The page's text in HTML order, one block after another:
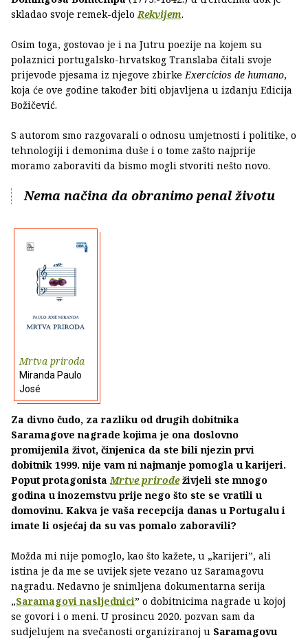
skladao svoje remek-djelo Rekvijem.
Osim toga, gostovao je i na Jutru poezije na kojem su
polaznici portugalsko-hrvatskog Translaba čitali svoje
prijevode pjesama iz njegove zbirke Exercícios de humano,
koja će ove godine također biti objavljena u izdanju Edicija
Božičević.
S autorom smo razgovarali o odnosu umjetnosti i politike, o
tehnologiji i demonima duše i o tome zašto najprije
moramo zaboraviti da bismo mogli stvoriti nešto novo.
Nema načina da obranimo penal životu
Mrtva priroda
Miranda Paulo
José
Za divno čudo, za razliku od drugih dobitnika
Saramagove nagrade kojima je ona doslovno
promijenila život, činjenica da ste bili njezin prvi
dobitnik 1999. nije vam ni najmanje pomogla u karijeri.
Poput protagonista Mrtve prirodeživjeli ste mnogo
godina u inozemstvu prije nego što ste se vratili u
domovinu. Kakva je vaša recepcija danas u Portugalu i
imate li osjećaj da su vas pomalo zaboravili?
Možda mi nije pomoglo, kao što kažete, u „karijeri”, ali
istina je da me se uvijek sjete vezano uz Saramagovu
nagradu. Nedavno je snimljena dokumentarna serija
„Saramagovi nasljednici” o dobitnicima nagrade u kojoj
se govori i o meni. U prosincu 2020. pozvan sam da
sudjelujem na svečanosti organiziranoj u Saramagovu